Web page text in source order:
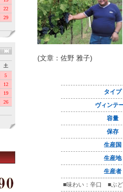
(文章：佐野 雅子)
タイプ
ヴィンテ
容量
保存
生産国
生産地
生産者
■味わい：辛口 ■ぶ